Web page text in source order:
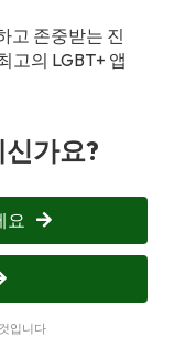
고 존중받는 진
고의 LGBT+ 앱
가요?
요
입니다